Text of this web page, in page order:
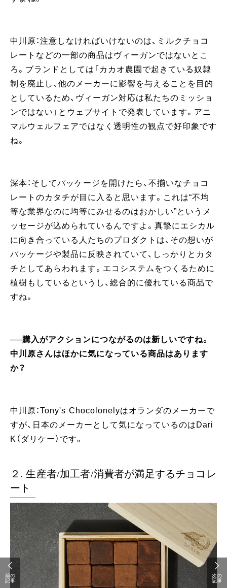
中川原：注意しなければいけないのは、ミルクチョコ
レートなどの一部の商品はヴィーガンではないとこ
ろ。ブランドとしては「カカオ農園で起きている奴隷
制を廃止し、他のメーカーに影響を与えることを目的
としているため、ヴィーガン対応は私たちのミッショ
ンではない」とウェブサイトで発表しています。アニ
マルウェルフェアではなく透明性の観点で好印象です
ね。
深本：そしてパッケージを開けたら、不揃いなチョコ
レートのカタチが目に入ると思います。これは“不均
等な業界なのに均等にみせるのはおかしい”というメ
ッセージが込められているんですよ。真摯にエシカル
に向き合っている人たちのプロダクトは、その想いが
パッケージや製品に反映されていて、しっかりとカタ
チとしてあらわれます。エコシステムをつくるために
植樹もしているというし、総合的に優れている商品で
すね。
──購入がアクションにつながるのは新しいですね。
中川原さんはほかに気になっている商品はあります
か？
中川原：Tony's Chocolonelyはオランダのメーカーで
すが、日本のメーカーとして気になっているのはDari
K（ダリケー）です。
２. 生産者/加工者/消費者が満足するチョコレ
ート
前の
記事
次の
記事